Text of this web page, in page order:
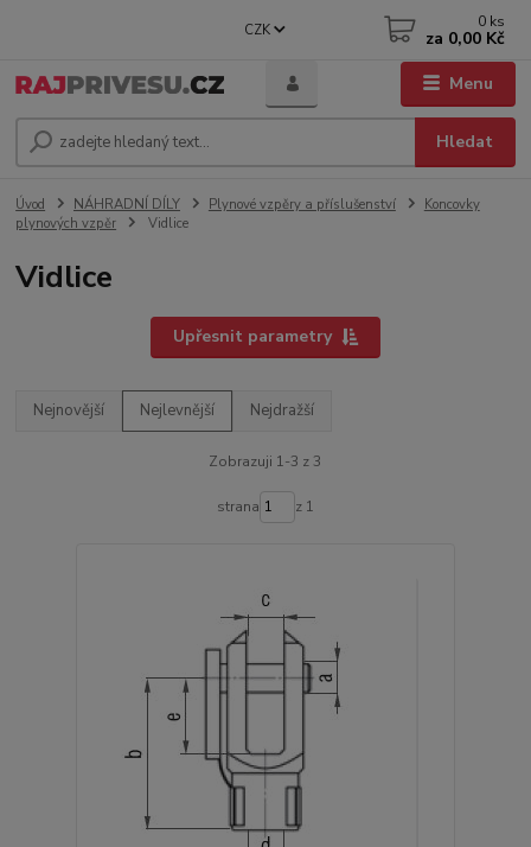
Menu
CZK
Hledat
0 ks
za 0,00 Kč
Úvod NÁHRADNÍ DÍLY Plynové vzpěry a příslušenství
Koncovky
plynových vzpěr
Vidlice
Vidlice
Upřesnit parametry
Nejnovější Nejlevnější Nejdražší
Zobrazuji 1-3 z 3
strana z 1